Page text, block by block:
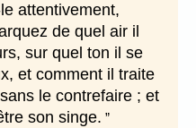
attentivement,
de quel air il
sur quel ton il se
et comment il traite
le contrefaire ; et
son singe.